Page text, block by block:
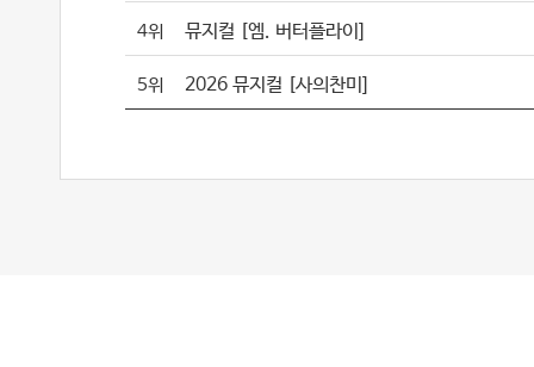
4위 뮤지컬 [엠. 버터플라이]
5위 2026 뮤지컬 [사의찬미]